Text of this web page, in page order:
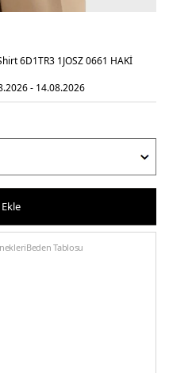
6D1TR3 1JOSZ 0661 HAKİ
- 14.08.2026
Beden Tablosu